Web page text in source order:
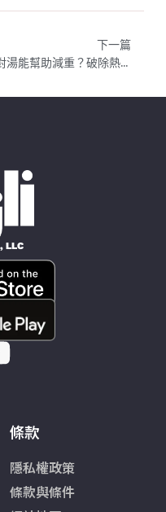
下一篇
喝對湯能幫助減重？破除熱量迷思的喝湯減肥法｜增肌減脂飲食｜喝湯會變胖嗎？
LLC
條款
隱私權政策
條款與條件